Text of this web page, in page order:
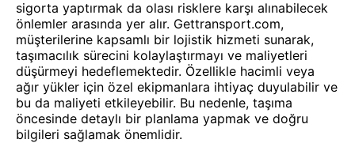
sigorta yaptırmak da olası risklere karşı alınabilecek
önlemler arasında yer alır. Gettransport.com,
müşterilerine kapsamlı bir lojistik hizmeti sunarak,
taşımacılık sürecini kolaylaştırmayı ve maliyetleri
düşürmeyi hedeflemektedir. Özellikle hacimli veya
ağır yükler için özel ekipmanlara ihtiyaç duyulabilir ve
bu da maliyeti etkileyebilir. Bu nedenle, taşıma
öncesinde detaylı bir planlama yapmak ve doğru
bilgileri sağlamak önemlidir.